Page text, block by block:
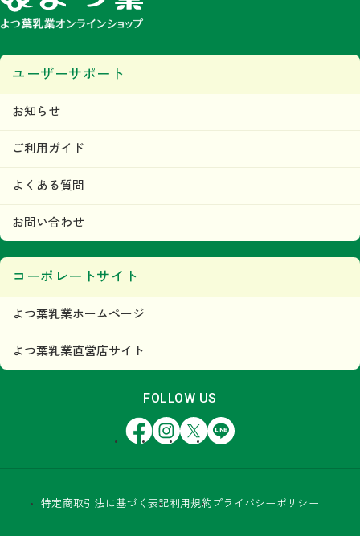
ユーザーサポート
お知らせ
ご利用ガイド
よくある質問
お問い合わせ
コーポレートサイト
よつ葉乳業ホームページ
よつ葉乳業直営店サイト
FOLLOW US
FacebookInstagram
X LINE
特定商取引法に基づく表記利用規約 プライバシーポリシー